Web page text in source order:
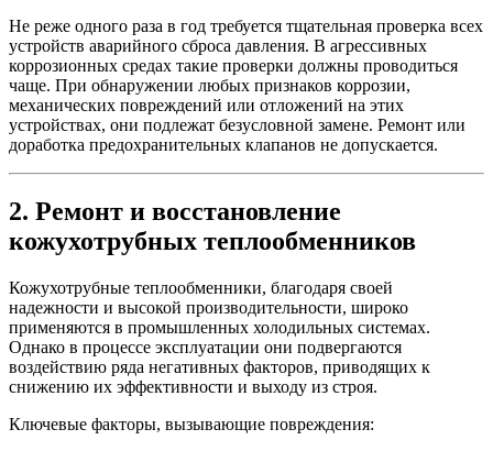
Не реже одного раза в год требуется тщательная проверка всех
устройств аварийного сброса давления. В агрессивных
коррозионных средах такие проверки должны проводиться
чаще. При обнаружении любых признаков коррозии,
механических повреждений или отложений на этих
устройствах, они подлежат безусловной замене. Ремонт или
доработка предохранительных клапанов не допускается.
2. Ремонт и восстановление
кожухотрубных теплообменников
Кожухотрубные теплообменники, благодаря своей
надежности и высокой производительности, широко
применяются в промышленных холодильных системах.
Однако в процессе эксплуатации они подвергаются
воздействию ряда негативных факторов, приводящих к
снижению их эффективности и выходу из строя.
Ключевые факторы, вызывающие повреждения: